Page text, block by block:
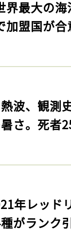
界最大の
加盟国が合
熱波、観
さ。死者
年レッ
がランク